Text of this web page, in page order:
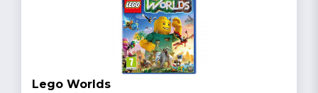
Lego Worlds